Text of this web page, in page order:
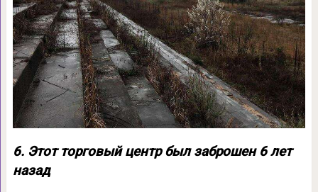
6. Этот торговый центр был заброшен 6 лет
назад